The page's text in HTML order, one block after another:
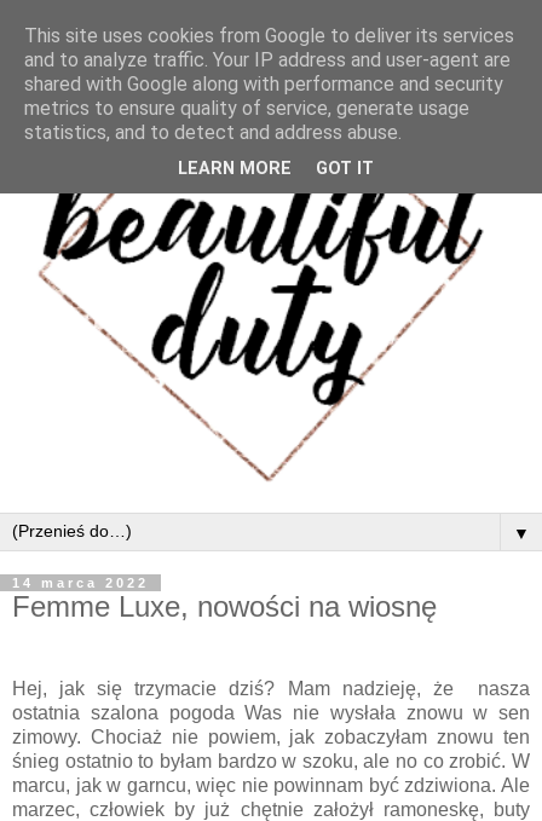
▼
14 marca 2022
Femme Luxe, nowości na wiosnę
Hej, jak się trzymacie dziś? Mam nadzieję, że nasza
ostatnia szalona pogoda Was nie wysłała znowu w sen
zimowy. Chociaż nie powiem, jak zobaczyłam znowu ten
śnieg ostatnio to byłam bardzo w szoku, ale no co zrobić. W
marcu, jak w garncu, więc nie powinnam być zdziwiona. Ale
marzec, człowiek by już chętnie założył ramoneskę, buty
This site uses cookies from Google to deliver its services
and to analyze traffic. Your IP address and user-agent are
shared with Google along with performance and security
metrics to ensure quality of service, generate usage
statistics, and to detect and address abuse.
LEARN MORE GOT IT